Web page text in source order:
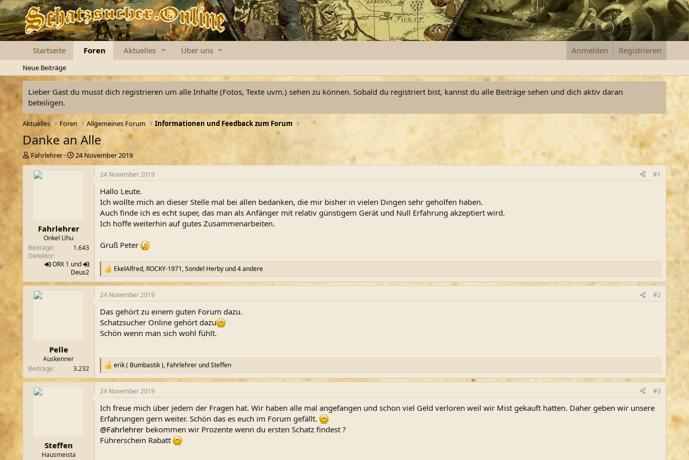
Startseite Foren Aktuelles Über uns Anmelden Registrieren
Neue Beiträge
Lieber Gast du musst dich registrieren um alle Inhalte (Fotos, Texte uvm.) sehen zu können. Sobald du registriert bist, kannst du alle Beiträge sehen und dich aktiv daran
beteiligen.
Aktuelles Foren Allgemeines Forum Informationen und Feedback zum Forum
Danke an Alle
E
r
Fahrlehrer
E
r
a
24 November 2019
Fahrlehrer
Onkel Uhu
Beiträge
1.643
Detektor
ORX1 und
Deus2
24 November 2019 #1
Hallo Leute.
Ich wollte mich an dieser Stelle mal bei allen bedanken, die mir bisher in vielen Dingen sehr geholfen haben.
Auch finde ich es echt super, das man als Anfänger mit relativ günstigem Gerät und Null Erfahrung akzeptiert wird.
Ich hoffe weiterhin auf gutes Zusammenarbeiten.
Gruß Peter
R
e
a
k
i
o
n
e
EkelAlfred, ROCKY-1971,Sondel Herbyund 4 andere
Pelle
Auskenner
Beiträge
3.232
24 November 2019 #2
Das gehört zu einem guten Forum dazu.
Schatzsucher Online gehört dazu
Schön wenn man sich wohl fühlt.
R
e
a
k
i
o
n
e
n
erik ( Bumbastik ), FahrlehrerundSteffen
Steffen
Hausmeista
24 November 2019 #3
Ich freue mich über jedem der Fragen hat. Wir haben alle mal angefangen und schon viel Geld verloren weil wir Mist gekauft hatten. Daher geben wir unsere
Erfahrungen gern weiter. Schön das es euch im Forum gefällt.
@Fahrlehrerbekommen wir Prozente wenn du ersten Schatz findest ?
Führerschein Rabatt